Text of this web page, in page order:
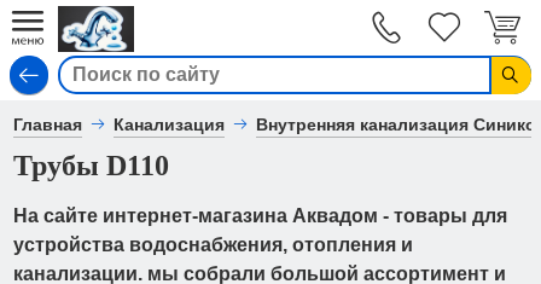
Главная Канализация Внутренняя канализация
Трубы D110
На сайте интернет-магазина Аквадом - товары для
устройства водоснабжения, отопления и
канализации. мы собрали большой ассортимент и